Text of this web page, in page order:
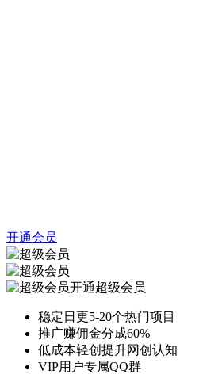
开通会员
开通超级会员
稳定日更5-20个热门项目
推广赚佣金分成60%
低成本轻创提升网创认知
VIP用户专属QQ群